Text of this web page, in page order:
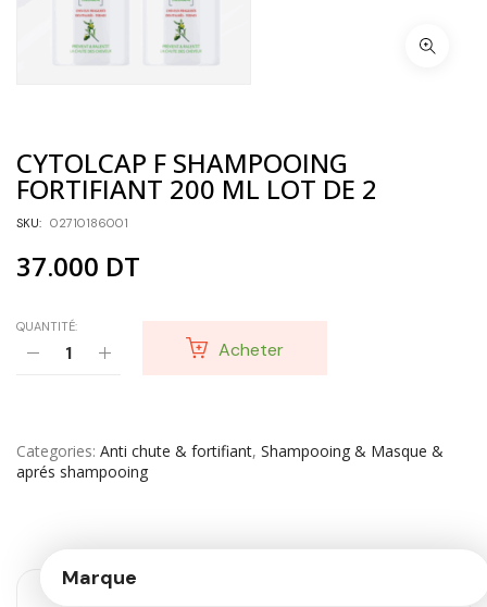
CYTOLCAP F SHAMPOOING
FORTIFIANT 200 ML LOT DE 2
SKU: 02710186001
37.000 DT
QUANTITÉ:
Acheter
Categories Anti chute & fortifiant, Shampooing & Masque &
aprés shampooing
Marque